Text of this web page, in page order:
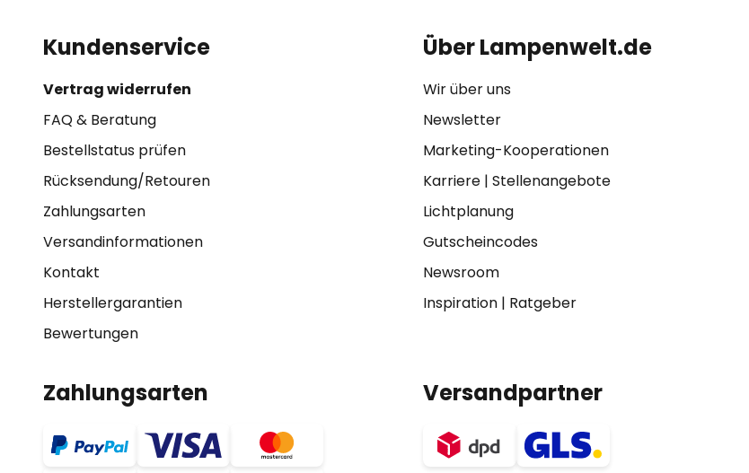
Kundenservice
Vertrag widerrufen
FAQ & Beratung
Bestellstatus prüfen
Rücksendung/Retouren
Zahlungsarten
Versandinformationen
Kontakt
Herstellergarantien
Bewertungen
Über Lampenwelt.de
Wir über uns
Newsletter
Marketing-Kooperationen
Karriere| Stellenangebote
Lichtplanung
Gutscheincodes
Newsroom
Inspiration| Ratgeber
Zahlungsarten Versandpartner